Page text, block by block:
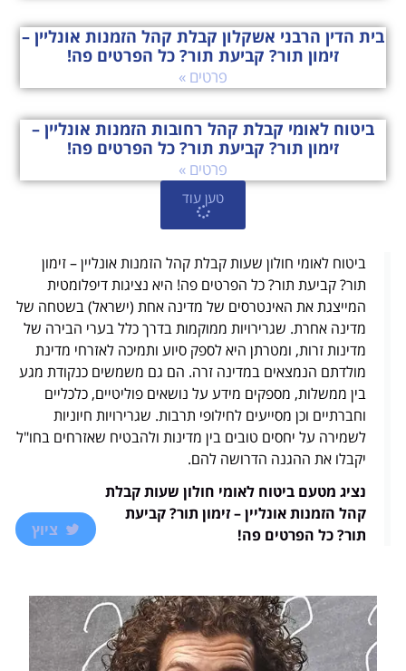
בית הדין הרבני אשקלון קבלת קהל הזמנות אונליין –
זימון תור? קביעת תור? כל הפרטים פה!
פרטים »
ביטוח לאומי קבלת קהל רחובות הזמנות אונליין –
זימון תור? קביעת תור? כל הפרטים פה!
פרטים »
טען עוד
ביטוח לאומי חולון שעות קבלת קהל הזמנות אונליין – זימון
תור? קביעת תור? כל הפרטים פה! היא נציגות דיפלומטית
המייצגת את האינטרסים של מדינה אחת (ישראל) בשטחה של
מדינה אחרת. שגרירויות ממוקמות בדרך כלל בערי הבירה של
מדינות זרות, ומטרתן היא לספק סיוע ותמיכה לאזרחי מדינת
מולדתם הנמצאים במדינה זרה. הם גם משמשים כנקודת מגע
בין ממשלות, מספקים מידע על נושאים פוליטיים, כלכליים
וחברתיים וכן מסייעים לחילופי תרבות. שגרירויות חיוניות
לשמירה על יחסים טובים בין מדינות ולהבטיח שאזרחים בחו"ל
יקבלו את ההגנה הדרושה להם.
נציג מטעם ביטוח לאומי חולון שעות קבלת
קהל הזמנות אונליין – זימון תור? קביעת
תור? כל הפרטים פה!
ציוץ